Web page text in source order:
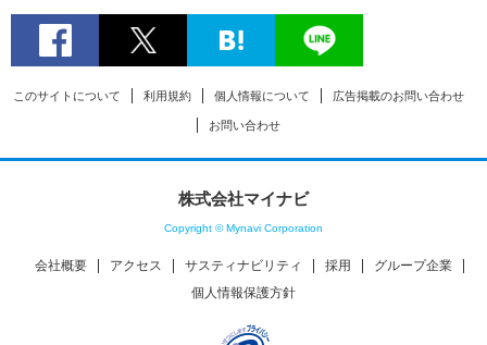
このサイトについて 利用規約 個人情報について 広告掲載のお問い合わせ
お問い合わせ
株式会社マイナビ
Copyright © Mynavi Corporation
会社概要 アクセス サスティナビリティ 採用
グループ企業
個人情報保護方針